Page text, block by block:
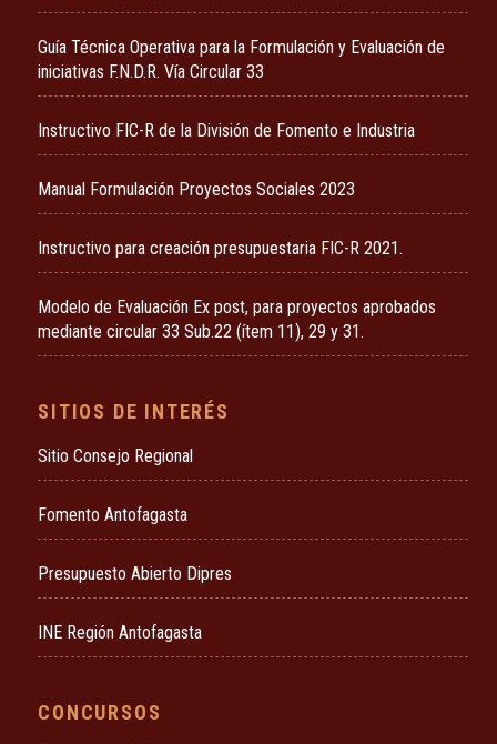
Guía Técnica Operativa para la Formulación y Evaluación de
iniciativas F.N.D.R. Vía Circular 33
Instructivo FIC-R de la División de Fomento e Industria
Manual Formulación Proyectos Sociales 2023
Instructivo para creación presupuestaria FIC-R 2021.
Modelo de Evaluación Ex post, para proyectos aprobados
mediante circular 33 Sub.22 (ítem 11), 29 y 31.
SITIOS DE INTERÉS
Sitio Consejo Regional
Fomento Antofagasta
Presupuesto Abierto Dipres
INE Región Antofagasta
CONCURSOS